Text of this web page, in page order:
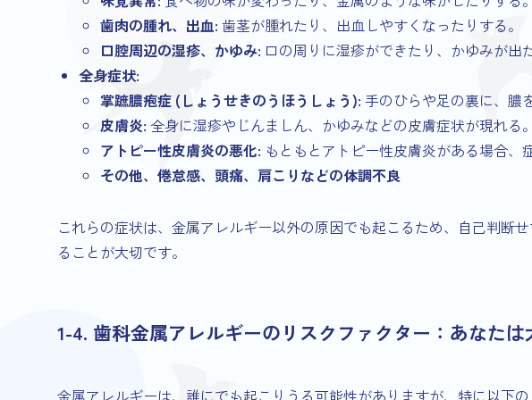
歯肉の腫れ、出血: 歯茎が腫れたり、出血しやすくなったりする。
口腔周辺の湿疹、かゆみ: 口の周りに湿疹ができたり、かゆみが出
全身症状:
掌蹠膿疱症 (しょうせきのうほうしょう): 手のひらや足の裏に、膿
皮膚炎: 全身に湿疹やじんましん、かゆみなどの皮膚症状が現れる。
アトピー性皮膚炎の悪化: もともとアトピー性皮膚炎がある場合、
その他、倦怠感、頭痛、肩こりなどの体調不良
これらの症状は、金属アレルギー以外の原因でも起こるため、自己判断
ることが大切です。
1-4. 歯科金属アレルギーのリスクファクター：あなたは
金属アレルギーは、誰にでも起こりうる可能性がありますが、特に以下の